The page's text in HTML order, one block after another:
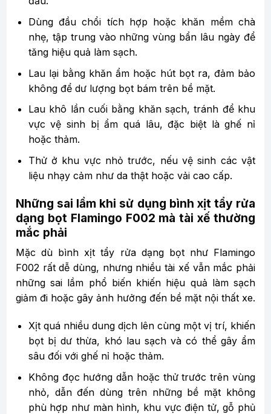
Dùng đầu chổi tích hợp hoặc khăn mềm chà
nhẹ, tập trung vào những vùng bẩn lâu ngày để
tăng hiệu quả làm sạch.
Lau lại bằng khăn ẩm hoặc hút bọt ra, đảm bảo
không để dư lượng bọt bám trên bề mặt.
Lau khô lần cuối bằng khăn sạch, tránh để khu
vực vệ sinh bị ẩm quá lâu, đặc biệt là ghế nỉ
hoặc thảm.
Thử ở khu vực nhỏ trước, nếu vệ sinh các vật
liệu nhạy cảm như da thật hoặc vải cao cấp.
Những sai lầm khi sử dụng bình xịt tẩy rửa
dạng bọt Flamingo F002 mà tài xế thường
mắc phải
Mặc dù bình xịt tẩy rửa dạng bọt như Flamingo
F002 rất dễ dùng, nhưng nhiều tài xế vẫn mắc phải
những sai lầm phổ biến khiến hiệu quả làm sạch
giảm đi hoặc gây ảnh hưởng đến bề mặt nội thất xe.
Xịt quá nhiều dung dịch lên cùng một vị trí, khiến
bọt bị dư thừa, khó lau sạch và có thể gây ẩm
sâu đối với ghế nỉ hoặc thảm.
Không đọc hướng dẫn hoặc thử trước trên vùng
nhỏ, dẫn đến dùng trên những bề mặt không
phù hợp như màn hình, khu vực điện tử, gỗ phủ